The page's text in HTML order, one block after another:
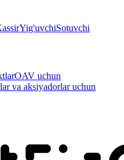
Yig'uvchiSotuvchi
OAV uchun
va aksiyadorlar uchun